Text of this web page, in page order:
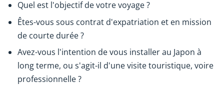
Quel est l'objectif de votre voyage ?
Êtes-vous sous contrat d'expatriation et en mission
de courte durée ?
Avez-vous l'intention de vous installer au Japon à
long terme, ou s'agit-il d'une visite touristique, voire
professionnelle ?